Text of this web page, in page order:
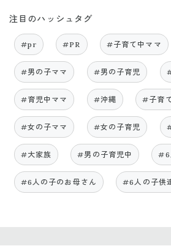
注目のハッシュタグ
#pr #PR #子育て中ママ
#男の子ママ #男の子育児
#育児中ママ #沖縄 #子育
#女の子ママ #女の子育児
#大家族 #男の子育児中 #6
#6人の子のお母さん #6人の子供